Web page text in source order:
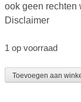
ook geen rechten
Disclaimer
1 op voorraad
Toevoegen aan